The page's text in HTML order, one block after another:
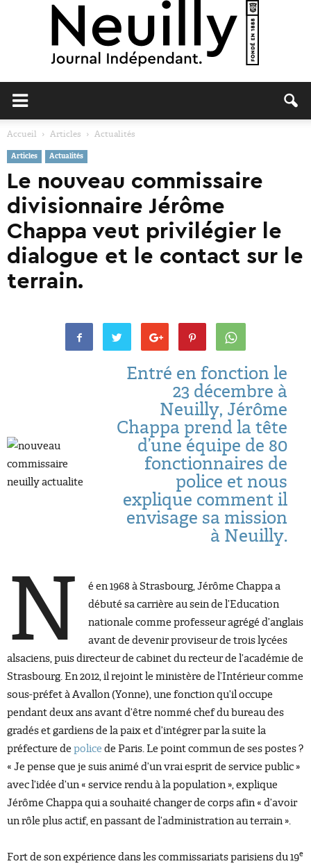
Accueil Articles Actualités
Articles Actualités
Le nouveau commissaire
divisionnaire Jérôme
Chappa veut privilégier le
dialogue et le contact sur le
terrain.
Entré en fonction le
23 décembre à
Neuilly, Jérôme
Chappa prend la tête
d’une équipe de 80
fonctionnaires de
police et nous
explique comment il
envisage sa mission
à Neuilly.
N
é en 1968 à Strasbourg, Jérôme Chappa a
débuté sa carrière au sein de l’Education
nationale comme professeur agrégé d’anglais
avant de devenir proviseur de trois lycées
alsaciens, puis directeur de cabinet du recteur de l’académie de
Strasbourg. En 2012, il rejoint le ministère de l’Intérieur comme
sous-préfet à Avallon (Yonne), une fonction qu’il occupe
pendant deux ans avant d’être nommé chef du bureau des
gradés et gardiens de la paix et d’intégrer par la suite la
préfecture de police de Paris. Le point commun de ses postes ?
« Je pense que je suis animé d’un vrai esprit de service public »
avec l’idée d’un « service rendu à la population », explique
Jérôme Chappa qui a souhaité changer de corps afin « d’avoir
un rôle plus actif, en passant de l’administration au terrain ».
Fort de son expérience dans les commissariats parisiens du 19e